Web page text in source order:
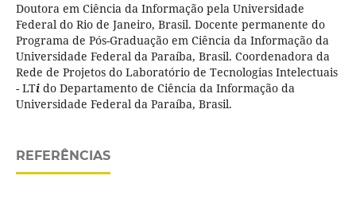
Doutora em Ciência da Informação pela Universidade
Federal do Rio de Janeiro, Brasil. Docente permanente do
Programa de Pós-Graduação em Ciência da Informação da
Universidade Federal da Paraíba, Brasil. Coordenadora da
Rede de Projetos do Laboratório de Tecnologias Intelectuais
- LTido Departamento de Ciência da Informação da
Universidade Federal da Paraíba, Brasil.
REFERÊNCIAS